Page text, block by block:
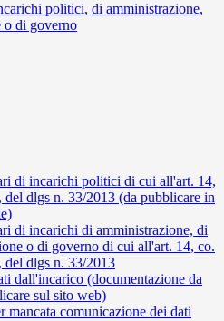
politici, di amministrazione,
o di governo
di incarichi politici di cui all'art. 14,
del dlgs n. 33/2013 (da pubblicare in
di incarichi di amministrazione, di
o di governo di cui all'art. 14, co.
del dlgs n. 33/2013
dall'incarico (documentazione da
sul sito web)
mancata comunicazione dei dati